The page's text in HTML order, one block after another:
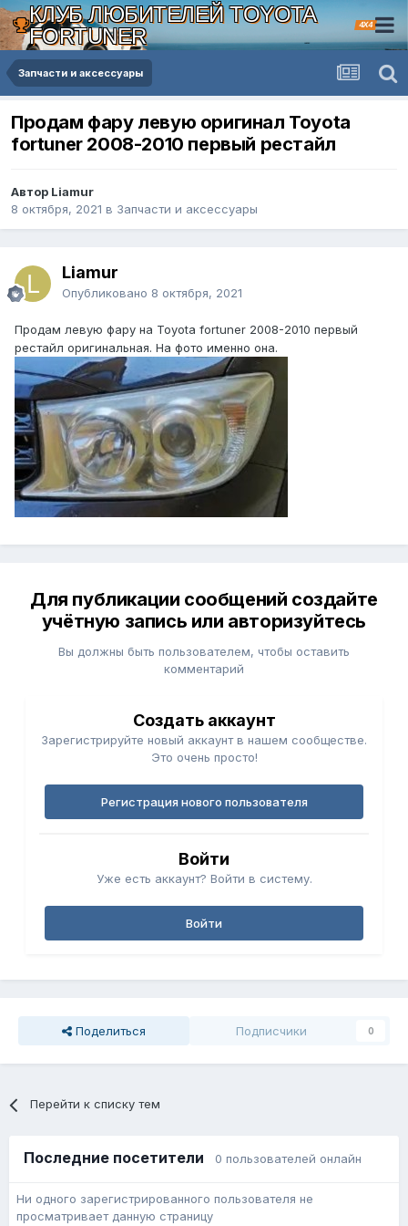
КЛУБ ЛЮБИТЕЛЕЙ TOYOTA
FORTUNER
4X4
Запчасти и аксессуары
Продам фару левую оригинал Toyota
fortuner 2008-2010 первый рестайл
Автор Liamur
8 октября, 2021 в Запчасти и аксессуары
Liamur
Опубликовано 8 октября, 2021
Продам левую фару на Toyota fortuner 2008-2010 первый
рестайл оригинальная. На фото именно она.
Для публикации сообщений создайте
учётную запись или авторизуйтесь
Вы должны быть пользователем, чтобы оставить
комментарий
Создать аккаунт
Зарегистрируйте новый аккаунт в нашем сообществе.
Это очень просто!
Регистрация нового пользователя
Войти
Уже есть аккаунт? Войти в систему.
Войти
Поделиться Подписчики 0
Перейти к списку тем
Последние посетители 0 пользователей онлайн
Ни одного зарегистрированного пользователя не
просматривает данную страницу